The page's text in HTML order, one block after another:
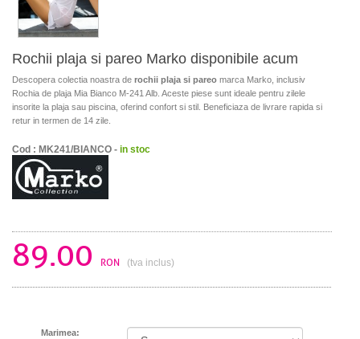
Rochii plaja si pareo Marko disponibile acum
Descopera colectia noastra de rochii plaja si pareo marca Marko, inclusiv
Rochia de plaja Mia Bianco M-241 Alb. Aceste piese sunt ideale pentru zilele
insorite la plaja sau piscina, oferind confort si stil. Beneficiaza de livrare rapida si
retur in termen de 14 zile.
Cod : MK241/BIANCO - in stoc
89.00 RON (tva inclus)
Marimea: